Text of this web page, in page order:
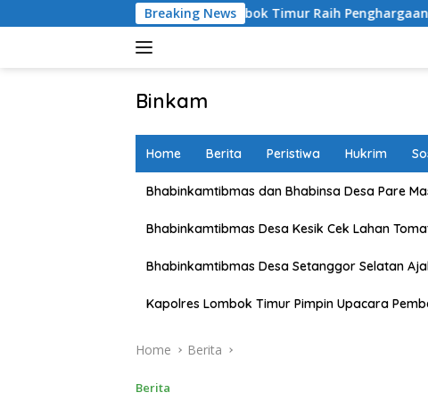
to
Breaking News
Kapolres Lombok Timur Raih Penghargaan Pelayanan
Binkam
Home Berita Peristiwa Hukrim
Bhabinkamtibmas dan Bhabinsa Desa Pare
Bhabinkamtibmas Desa Kesik Cek Lahan
Bhabinkamtibmas Desa Setanggor Selatan
Kapolres Lombok Timur Pimpin Upacara
Home Berita
Berita